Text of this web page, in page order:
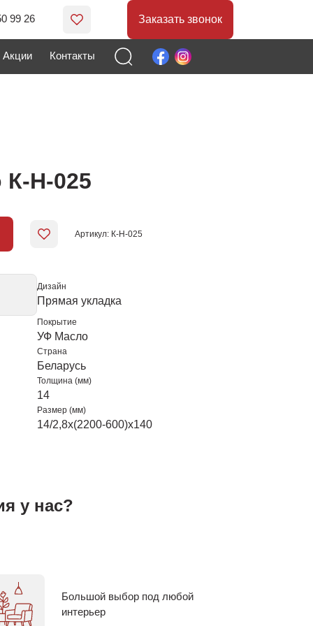
99 26 Заказать звонок
Акции Контакты
К-Н-025
Артикул: К-Н-025
Дизайн
Прямая укладка
Покрытие
УФ Масло
Страна
Беларусь
Толщина (мм)
14
Размер (мм)
14/2,8х(2200-600)х140
у нас?
Большой выбор под любой
интерьер